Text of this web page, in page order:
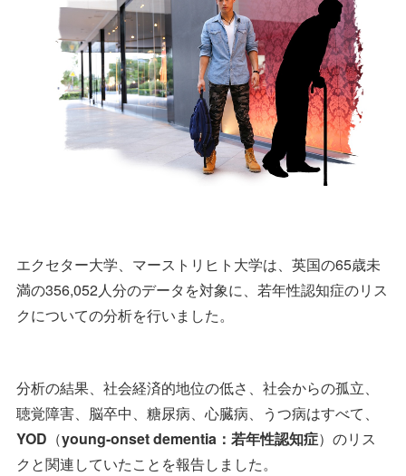
エクセター大学、マーストリヒト大学は、英国の65歳未
満の356,052人分のデータを対象に、若年性認知症のリス
クについての分析を行いました。
分析の結果、社会経済的地位の低さ、社会からの孤立、
聴覚障害、脳卒中、糖尿病、心臓病、うつ病はすべて、
YOD （young-onset dementia：若年性認知症）のリス
クと関連していたことを報告しました。